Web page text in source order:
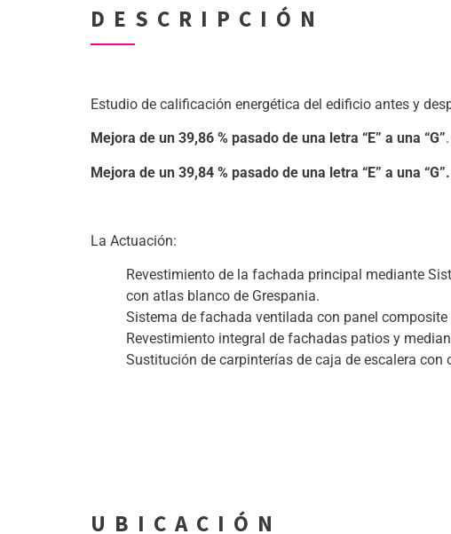
DESCRIPCIÓN
Estudio de calificación energética del edificio antes y
Mejora de un 39,86 % pasado de una letra “E” a una “G”
Mejora de un 39,84 % pasado de una letra “E” a una “G”.
La Actuación:
Revestimiento de la fachada principal mediante
con atlas blanco de Grespania.
Sistema de fachada ventilada con panel composite
Revestimiento integral de fachadas patios y
Sustitución de carpinterías de caja de escalera
UBICACIÓN